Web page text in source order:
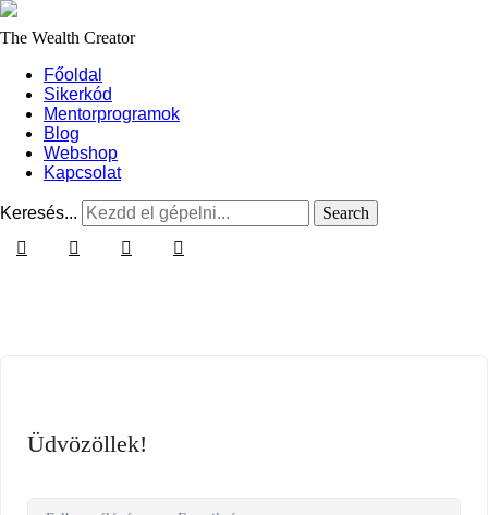
The Wealth Creator
Főoldal
Sikerkód
Mentorprogramok
Blog
Webshop
Kapcsolat
Keresés...
Üdvözöllek!